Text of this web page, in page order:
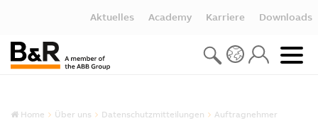
Aktuelles Academy Karriere Downloads
Home Über uns Datenschutzmitteilungen Auftragnehmer